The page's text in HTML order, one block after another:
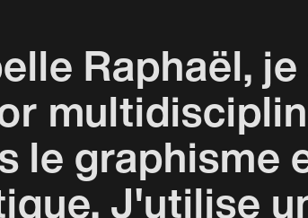
Raphaël,
le graphisme
J'utilise